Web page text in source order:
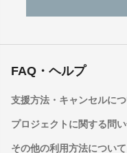
FAQ・ヘルプ
支援方法・キャンセルに
プロジェクトに関する問
その他の利用方法について